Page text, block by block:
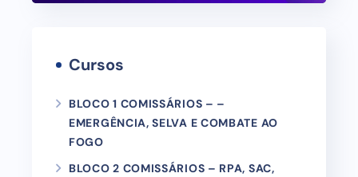
Cursos
BLOCO 1 COMISSÁRIOS – –
EMERGÊNCIA, SELVA E COMBATE AO
FOGO
BLOCO 2 COMISSÁRIOS – RPA, SAC,